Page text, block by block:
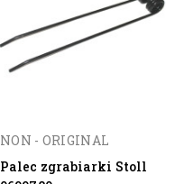
NON - ORIGINAL
Palec zgrabiarki Stoll